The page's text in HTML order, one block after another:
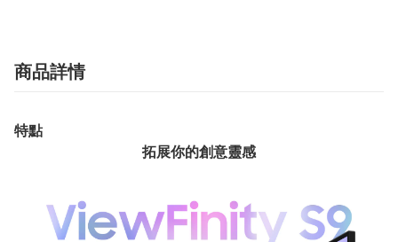
商品詳情
特點
拓展你的創意靈感